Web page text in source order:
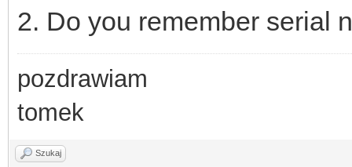
2. Do you remember serial
pozdrawiam
tomek
Szukaj